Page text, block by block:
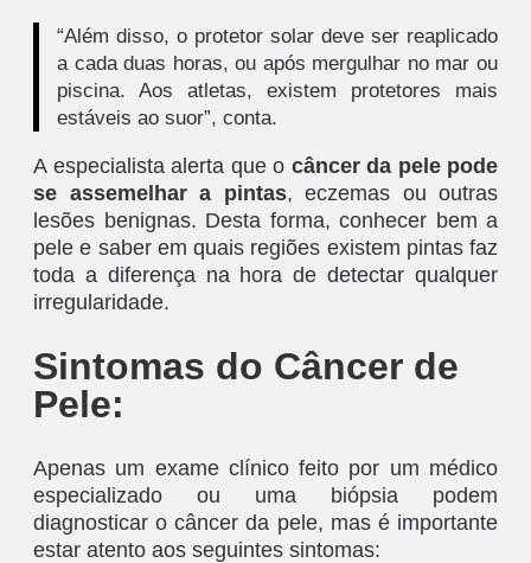
“Além disso, o protetor solar deve ser reaplicado
a cada duas horas, ou após mergulhar no mar ou
piscina. Aos atletas, existem protetores mais
estáveis ao suor”, conta.
A especialista alerta que o câncer da pele pode
se assemelhar a pintas, eczemas ou outras
lesões benignas. Desta forma, conhecer bem a
pele e saber em quais regiões existem pintas faz
toda a diferença na hora de detectar qualquer
irregularidade.
Sintomas do Câncer de
Pele:
Apenas um exame clínico feito por um médico
especializado ou uma biópsia podem
diagnosticar o câncer da pele, mas é importante
estar atento aos seguintes sintomas: